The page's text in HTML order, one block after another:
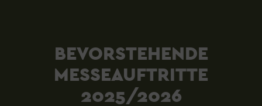
BEVORSTEHENDE
MESSEAUFTRITTE
2025/2026